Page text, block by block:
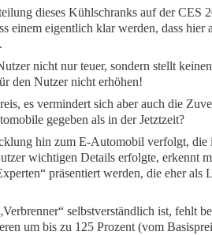
dieses Kühlschranks auf der CES
einem eigentlich klar werden, dass hier
nicht nur teuer, sondern stellt
den Nutzer nicht erhöhen!
es vermindert sich aber auch die
gegeben als in der Jetztzeit?
hin zum E-Automobil verfolgt,
wichtigen Details erfolgte, erkennt
präsentiert werden, die eher als
selbstverständlich ist, fehlt
um bis zu 125 Prozent (vom